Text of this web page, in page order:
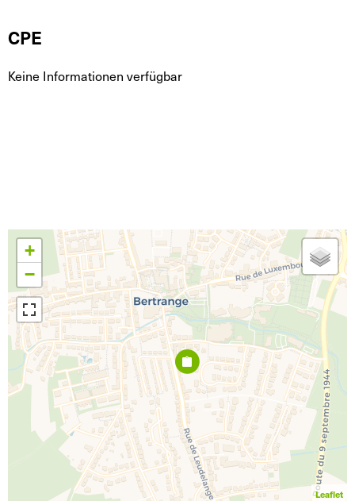
CPE
Keine Informationen verfügbar
+
−
Leaflet